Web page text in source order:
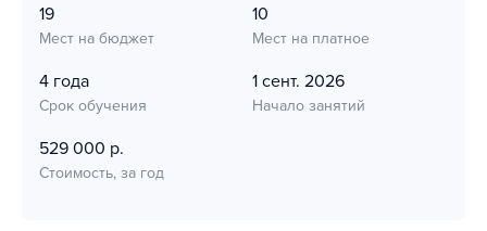
19
Мест на бюджет
10
Мест на платное
4 года
Срок обучения
1 сент. 2026
Начало занятий
529 000 р.
Стоимость, за год